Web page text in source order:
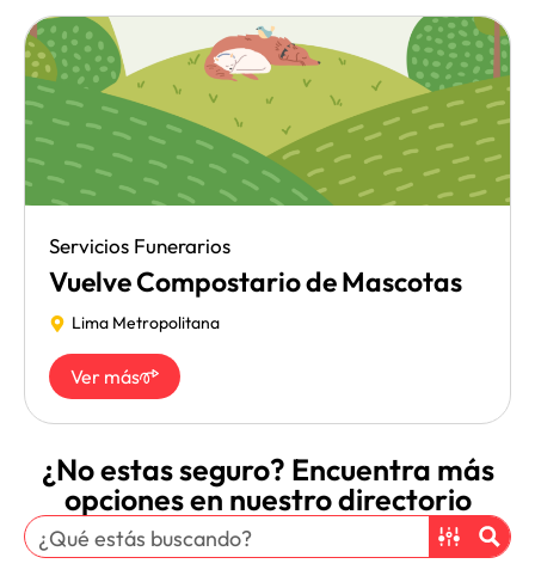
Servicios Funerarios
Vuelve Compostario de Mascotas
Lima Metropolitana
Ver más
¿No estas seguro? Encuentra más
opciones en nuestro directorio